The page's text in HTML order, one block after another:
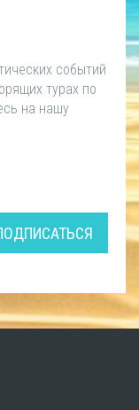
событий
турах по
на нашу